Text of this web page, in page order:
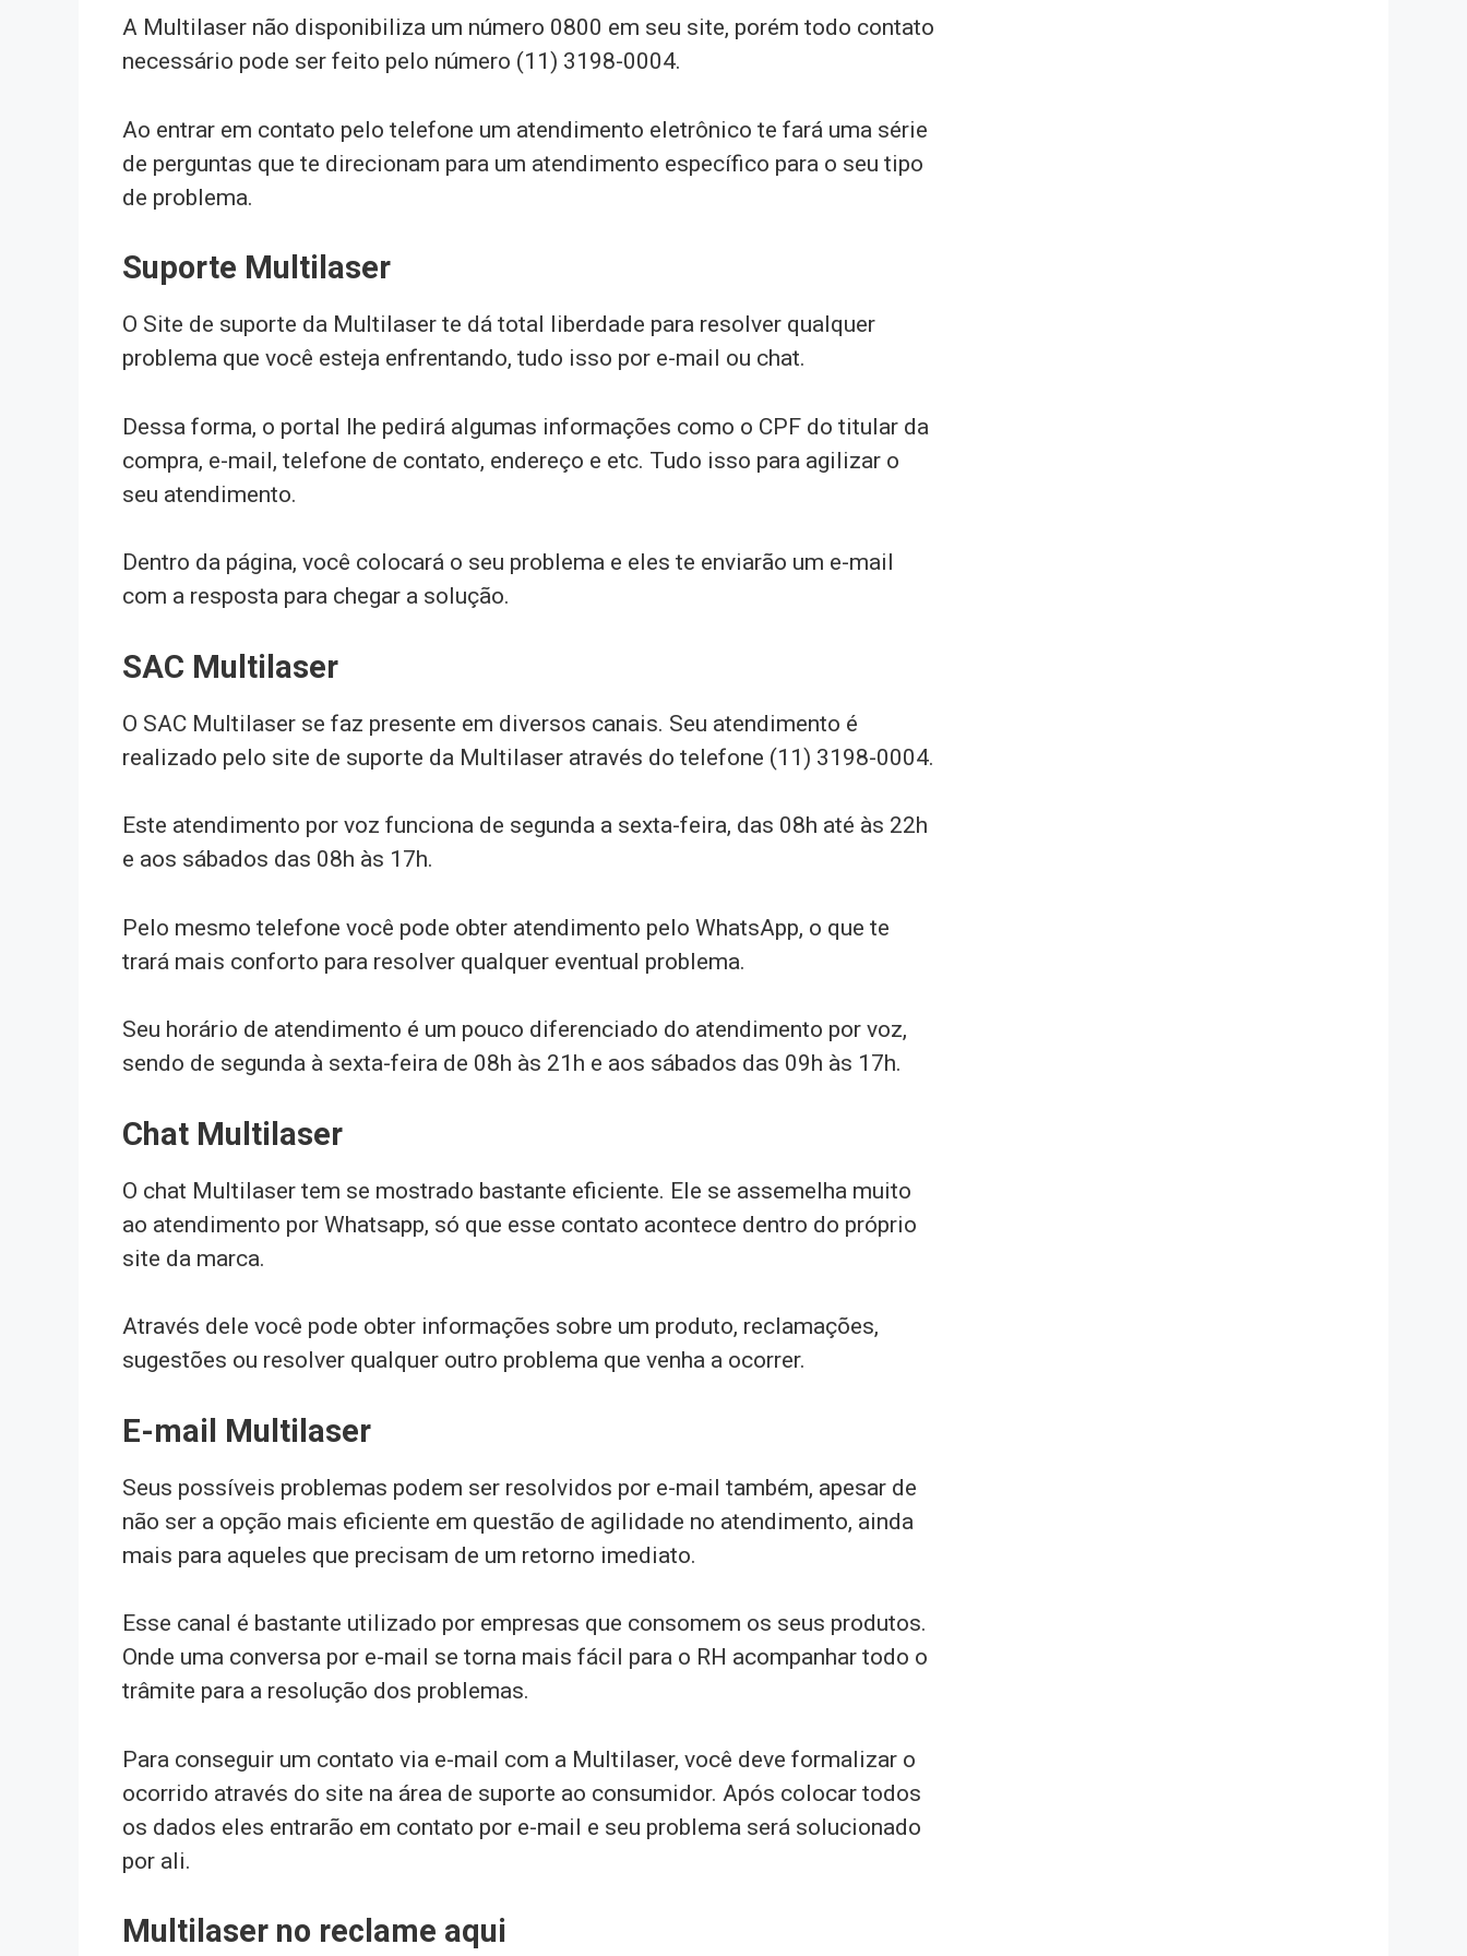
A Multilaser não disponibiliza um número 0800 em seu site, porém todo contato
necessário pode ser feito pelo número (11) 3198-0004.
Ao entrar em contato pelo telefone um atendimento eletrônico te fará uma série
de perguntas que te direcionam para um atendimento específico para o seu tipo
de problema.
Suporte Multilaser
O Site de suporte da Multilaser te dá total liberdade para resolver qualquer
problema que você esteja enfrentando, tudo isso por e-mail ou chat.
Dessa forma, o portal lhe pedirá algumas informações como o CPF do titular da
compra, e-mail, telefone de contato, endereço e etc. Tudo isso para agilizar o
seu atendimento.
Dentro da página, você colocará o seu problema e eles te enviarão um e-mail
com a resposta para chegar a solução.
SAC Multilaser
O SAC Multilaser se faz presente em diversos canais. Seu atendimento é
realizado pelo site de suporte da Multilaser através do telefone (11) 3198-0004.
Este atendimento por voz funciona de segunda a sexta-feira, das 08h até às 22h
e aos sábados das 08h às 17h.
Pelo mesmo telefone você pode obter atendimento pelo WhatsApp, o que te
trará mais conforto para resolver qualquer eventual problema.
Seu horário de atendimento é um pouco diferenciado do atendimento por voz,
sendo de segunda à sexta-feira de 08h às 21h e aos sábados das 09h às 17h.
Chat Multilaser
O chat Multilaser tem se mostrado bastante eficiente. Ele se assemelha muito
ao atendimento por Whatsapp, só que esse contato acontece dentro do próprio
site da marca.
Através dele você pode obter informações sobre um produto, reclamações,
sugestões ou resolver qualquer outro problema que venha a ocorrer.
E-mail Multilaser
Seus possíveis problemas podem ser resolvidos por e-mail também, apesar de
não ser a opção mais eficiente em questão de agilidade no atendimento, ainda
mais para aqueles que precisam de um retorno imediato.
Esse canal é bastante utilizado por empresas que consomem os seus produtos.
Onde uma conversa por e-mail se torna mais fácil para o RH acompanhar todo o
trâmite para a resolução dos problemas.
Para conseguir um contato via e-mail com a Multilaser, você deve formalizar o
ocorrido através do site na área de suporte ao consumidor. Após colocar todos
os dados eles entrarão em contato por e-mail e seu problema será solucionado
por ali.
Multilaser no reclame aqui